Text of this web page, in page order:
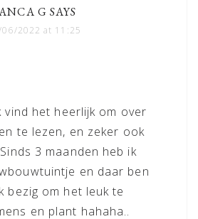
G SAYS
06/2022 at 11:25
vind het heerlijk om over
te lezen, en zeker ook
3 maanden heb ik
en daar ben
bezig om het leuk te
en plant hahaha..